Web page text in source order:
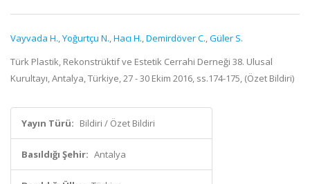
Vayvada H.,Yoğurtçu N.,Hacı H.,Demirdöver C.,Güler S.
Türk Plastik, Rekonstrüktif ve Estetik Cerrahi Derneği 38. Ulusal
Kurultayı, Antalya, Türkiye, 27 - 30 Ekim 2016, ss.174-175, (Özet Bildiri)
Yayın Türü: Bildiri / Özet Bildiri
Basıldığı Şehir: Antalya